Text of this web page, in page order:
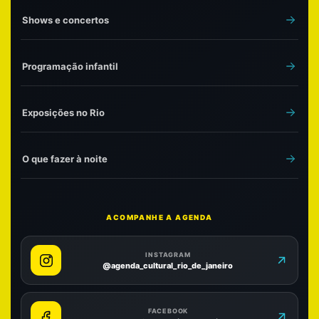
Shows e concertos
Programação infantil
Exposições no Rio
O que fazer à noite
ACOMPANHE A AGENDA
INSTAGRAM
@agenda_cultural_rio_de_janeiro
FACEBOOK